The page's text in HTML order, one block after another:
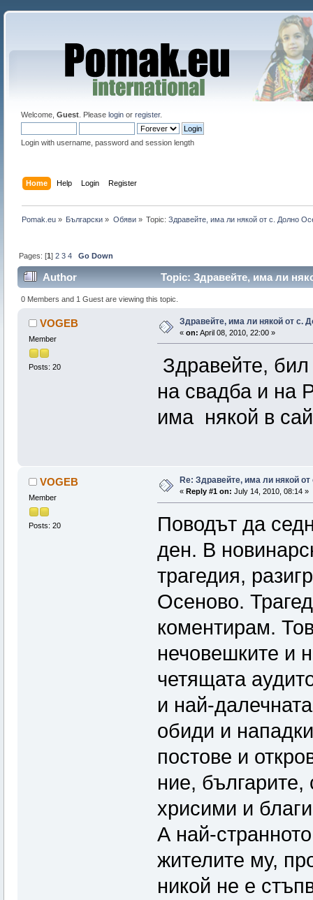
Welcome, Guest. Please loginor register.
Login with username, password and session length
Home Help Login Register
Pomak.eu » Български » Oбяви» Topic:Здравейте, има ли някой от с. Долно
Pages: [1]2 3 4 Go Down
Author Topic: Здравейте, има ли
0 Members and 1 Guest are viewing this topic.
VOGEB
Member
Posts: 20
Здравейте, има ли някой от с.
« on: April 08, 2010, 22:00 »
Здравейте,
на свадба и на
има някой в
VOGEB
Member
Posts: 20
Re: Здравейте, има ли някой
« Reply #1 on: July 14, 2010, 08:14 »
Поводът да
ден. В
трагедия,
Осеново.
коментирам.
нечовешките и
четящата
и най-
обиди и
постове и
ние,
хрисими и
А най-
жителите му,
никой не е